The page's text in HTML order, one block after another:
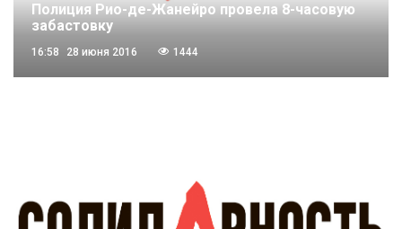
Полиция Рио-де-Жанейро провела 8-часовую
забастовку
16:58 28 июня 2016 1444